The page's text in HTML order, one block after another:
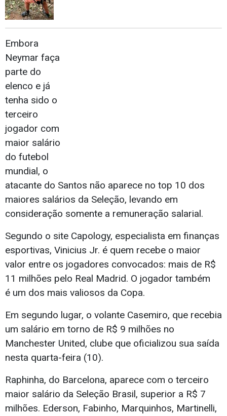
Embora
Neymar faça
parte do
elenco e já
tenha sido o
terceiro
jogador com
maior salário
do futebol
mundial, o
atacante do Santos não aparece no top 10 dos
maiores salários da Seleção, levando em
consideração somente a remuneração salarial.
Segundo o site Capology, especialista em finanças
esportivas, Vinicius Jr. é quem recebe o maior
valor entre os jogadores convocados: mais de R$
11 milhões pelo Real Madrid. O jogador também
é um dos mais valiosos da Copa.
Em segundo lugar, o volante Casemiro, que recebia
um salário em torno de R$ 9 milhões no
Manchester United, clube que oficializou sua saída
nesta quarta-feira (10).
Raphinha, do Barcelona, aparece com o terceiro
maior salário da Seleção Brasil, superior a R$ 7
milhões. Ederson, Fabinho, Marquinhos, Martinelli,